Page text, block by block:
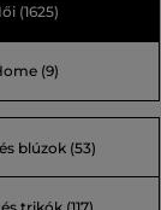
(1625)
(9)
blúzok (53)